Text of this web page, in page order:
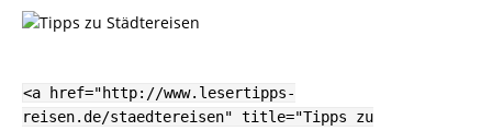
<a href="http://www.lesertipps-
reisen.de/staedtereisen" title="Tipps zu